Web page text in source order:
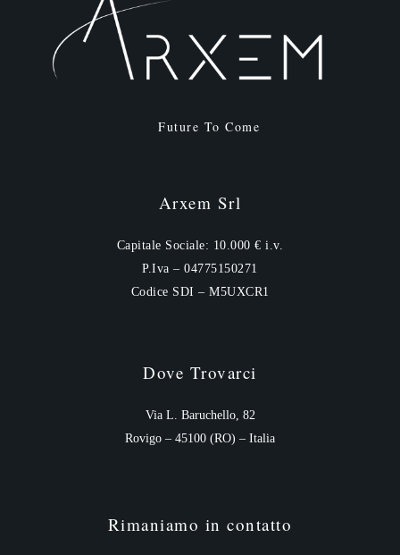
Future To Come
Arxem Srl
Capitale Sociale: 10.000 € i.v.
P.Iva – 04775150271
Codice SDI – M5UXCR1
Dove Trovarci
Via L. Baruchello, 82
Rovigo – 45100 (RO) – Italia
Rimaniamo in contatto